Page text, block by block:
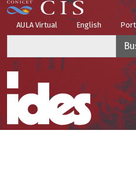
Top Menu
AULA Virtual English
Menú principal